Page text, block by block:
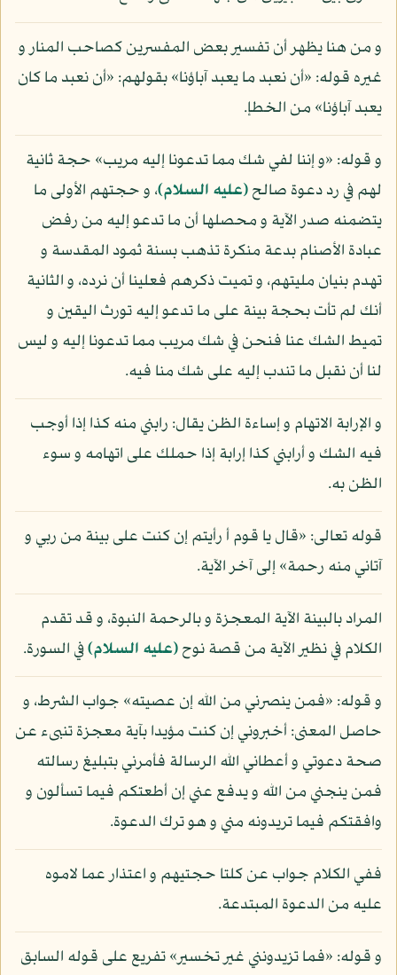
و من هنا يظهر أن تفسير بعض المفسرين كصاحب المنار و
غيره قوله: «أن نعبد ما يعبد آباؤنا» بقولهم: «أن نعبد ما كان
يعبد آباؤنا» من الخطإ.
و قوله: «و إننا لفي شك مما تدعونا إليه مريب» حجة ثانية
لهم في رد دعوة صالح(عليه السلام)، و حجتهم الأولى ما
يتضمنه صدر الآية و محصلها أن ما تدعو إليه من رفض
عبادة الأصنام بدعة منكرة تذهب بسنة ثمود المقدسة و
تهدم بنيان مليتهم، و تميت ذكرهم فعلينا أن نرده، و الثانية
أنك لم تأت بحجة بينة على ما تدعو إليه تورث اليقين و
تميط الشك عنا فنحن في شك مريب مما تدعونا إليه و ليس
لنا أن نقبل ما تندب إليه على شك منا فيه.
و الإرابة الاتهام و إساءة الظن يقال: رابني منه كذا إذا أوجب
فيه الشك و أرابني كذا إرابة إذا حملك على اتهامه و سوء
الظن به.
قوله تعالى: «قال يا قوم أ رأيتم إن كنت على بينة من ربي و
آتاني منه رحمة» إلى آخر الآية.
المراد بالبينة الآية المعجزة و بالرحمة النبوة، و قد تقدم
الكلام في نظير الآية من قصة نوح(عليه السلام)في السورة.
و قوله: «فمن ينصرني من الله إن عصيته» جواب الشرط، و
حاصل المعنى: أخبروني إن كنت مؤيدا بآية معجزة تنبىء عن
صحة دعوتي و أعطاني الله الرسالة فأمرني بتبليغ رسالته
فمن ينجني من الله و يدفع عني إن أطعتكم فيما تسألون و
وافقتكم فيما تريدونه مني و هو ترك الدعوة.
ففي الكلام جواب عن كلتا حجتيهم و اعتذار عما لاموه
عليه من الدعوة المبتدعة.
و قوله: «فما تزيدونني غير تخسير» تفريع على قوله السابق